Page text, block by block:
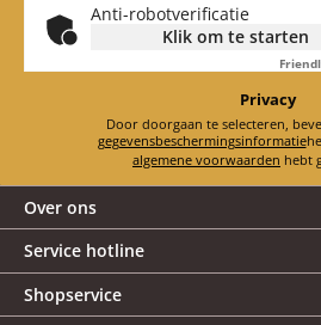
Anti-robotverificatie
Klik om te starten
Privacy
gegevensbeschermingsinformatie
algemene voorwaarden hebt
Over ons
Service hotline
Shopservice